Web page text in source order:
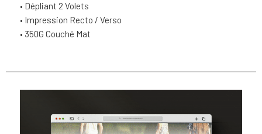
• Dépliant 2 Volets
• Impression Recto / Verso
• 350G Couché Mat